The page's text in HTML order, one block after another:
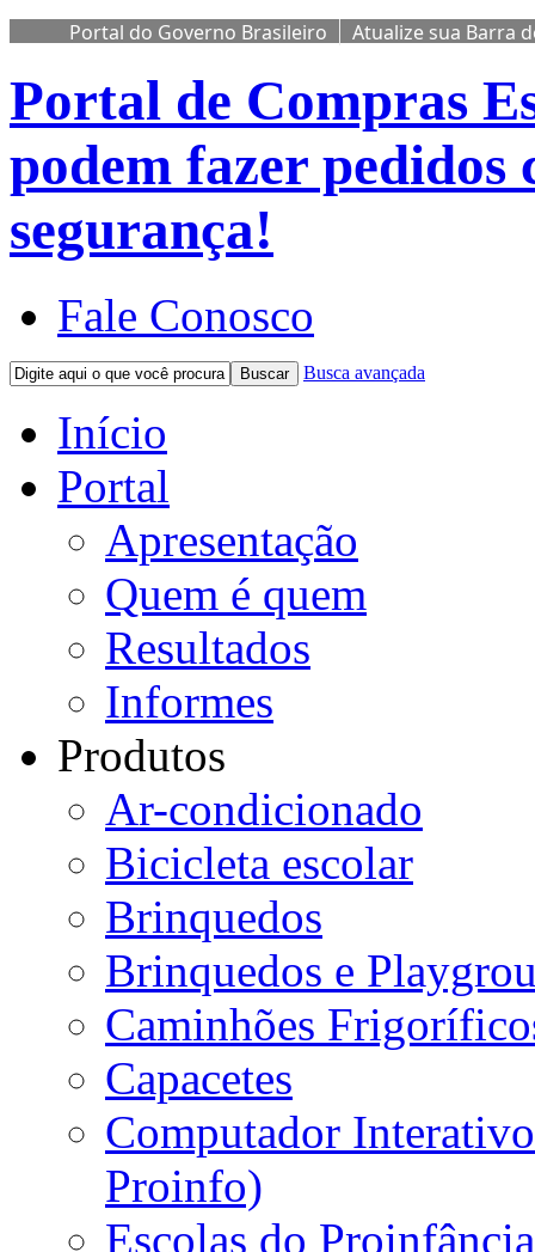
Portal do Governo Brasileiro Atualize sua Barra
Portal de Compras
podem fazer pedidos
segurança!
Fale Conosco
Buscar Busca avançada
Início
Portal
Apresentação
Quem é quem
Resultados
Informes
Produtos
Ar-condicionado
Bicicleta escolar
Brinquedos
Brinquedos e
Caminhões
Capacetes
Computador
Proinfo)
Escolas do